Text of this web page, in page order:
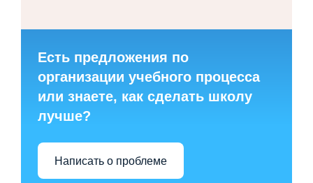
Есть предложения по
организации учебного процесса
или знаете, как сделать школу
лучше?
Написать о проблеме